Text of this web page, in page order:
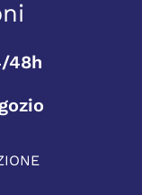
48h